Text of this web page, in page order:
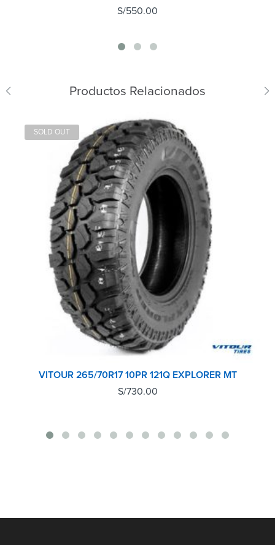
S/550.00
Productos Relacionados
SOLD OUT
VITOUR 265/70R17 10PR 121Q EXPLORER MT
S/730.00